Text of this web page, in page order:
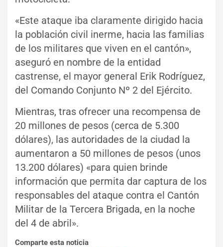
«Este ataque iba claramente dirigido hacia
la población civil inerme, hacia las familias
de los militares que viven en el cantón»,
aseguró en nombre de la entidad
castrense, el mayor general Erik Rodríguez,
del Comando Conjunto Nº 2 del Ejército.
Mientras, tras ofrecer una recompensa de
20 millones de pesos (cerca de 5.300
dólares), las autoridades de la ciudad la
aumentaron a 50 millones de pesos (unos
13.200 dólares) «para quien brinde
información que permita dar captura de los
responsables del ataque contra el Cantón
Militar de la Tercera Brigada, en la noche
del 4 de abril».
Comparte esta noticia